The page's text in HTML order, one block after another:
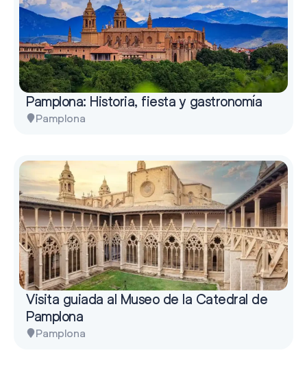
Pamplona: Historia, fiesta y gastronomía
Pamplona
Visita guiada al Museo de la Catedral de
Pamplona
Pamplona